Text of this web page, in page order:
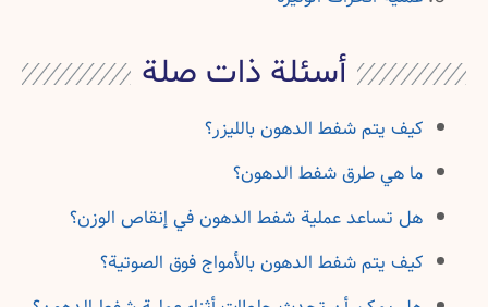
أسئلة ذات صلة
كيف يتم شفط الدهون بالليزر؟
ما هي طرق شفط الدهون؟
هل تساعد عملية شفط الدهون في إنقاص الوزن؟
كيف يتم شفط الدهون بالأمواج فوق الصوتية؟